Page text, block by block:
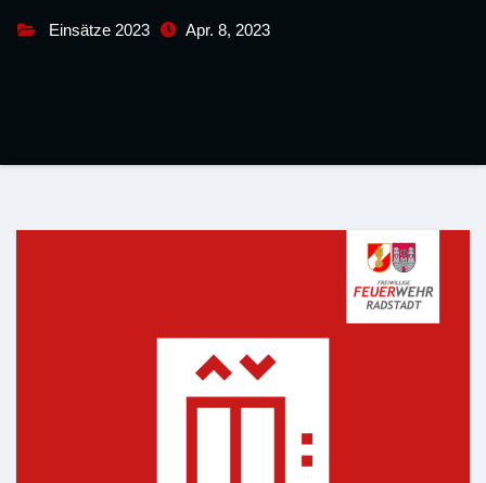
Einsätze 2023 Apr. 8, 2023